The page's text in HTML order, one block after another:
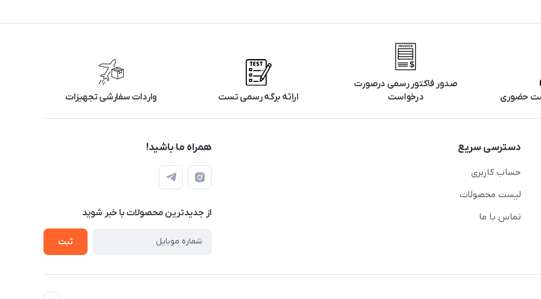
حضوری
صدور فاکتور رسمی درصورت
درخواست
ارائه برگه رسمی تست واردات سفارشی تجهیزات
دسترسی سریع
حساب کاربری
لیست محصولات
تماس با ما
همراه ما باشید!
از جدید‌ترین محصولات با‌ خبر شوید
ثبت